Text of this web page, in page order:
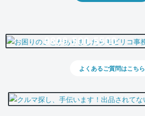
0800-500-5500
よくあるご質問はこちら